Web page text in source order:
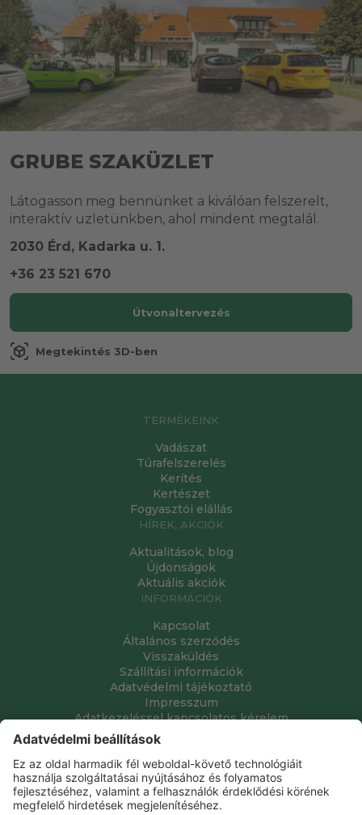
GRUBE SZAKÜZLET
Látogasson meg bennünket a kiválóan felszerelt,
interaktív üzletünkben, ahol mindent megtalál.
2030 Érd, Kadarka u. 1.
+36 23 521 670
Útvonaltervezés
view_in_ar Megtekintés 3D-ben
TERMÉKEINK
Vadászat
Túrafelszerelés
Kerítés
Kertészet
Fogyasztói elállás
HÍREK, AKCIÓK
Aktualitások, blog
Újdonságok
Aktuális akciók
INFORMÁCIÓK
Kapcsolat
Általános szerződés
Visszaküldés
Szállítási információk
Adatvédelmi tájékoztató
Impresszum
Adatkezeléssel kapcsolatos kérelem